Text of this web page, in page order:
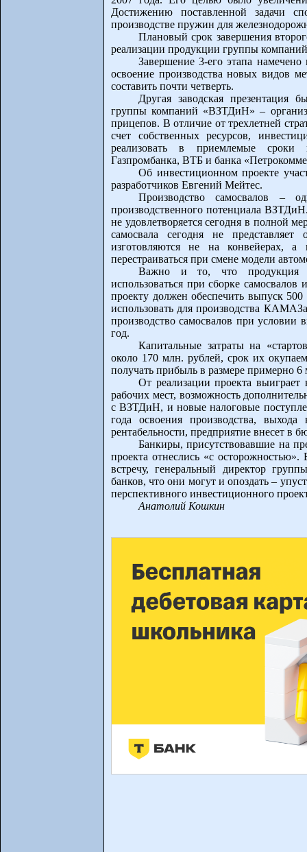
Достижению поставленной задачи
производстве пружин для
Плановый срок завершения
реализации продукции группы
Завершение 3-его этапа намечено
освоение производства новых видов
составить почти четверть.
Другая заводская презентация
группы компаний «ВЗТДиН» –
прицепов. В отличие от трехлетней
счет собственных ресурсов,
реализовать в приемлемые сроки
Газпромбанка, ВТБ и банка
Об инвестиционном проекте
разработчиков Евгений Мейтес.
Производство самосвалов –
производственного потенциала
не удовлетворяется сегодня в полной
самосвала сегодня не
изготовляются не на конвейерах, а
перестраиваться при смене модели
Важно и то, что продукция
использоваться при сборке
проекту должен обеспечить выпуск
использовать для производства
производство самосвалов при
год.
Капитальные затраты на
около 170 млн. рублей, срок их
получать прибыль в размере примерно
От реализации проекта
рабочих мест, возможность
с ВЗТДиН, и новые налоговые
года освоения производства,
рентабельности, предприятие внесет в
Банкиры, присутствовавшие на
проекта отнеслись «с
встречу, генеральный директор
банков, что они могут и опоздать –
перспективного инвестиционного
Анатолий Кошкин